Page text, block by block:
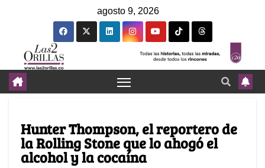
agosto 9, 2026
Hunter Thompson, el reportero de
la Rolling Stone que lo ahogó el
alcohol y la cocaína